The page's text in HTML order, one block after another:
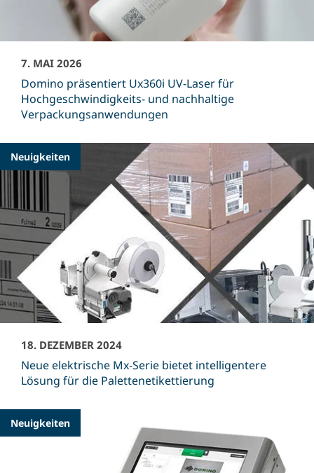
7. MAI 2026
Domino präsentiert Ux360i UV-Laser für
Hochgeschwindigkeits- und nachhaltige
Verpackungsanwendungen
Neuigkeiten
18. DEZEMBER 2024
Neue elektrische Mx-Serie bietet intelligentere
Lösung für die Palettenetikettierung
Neuigkeiten